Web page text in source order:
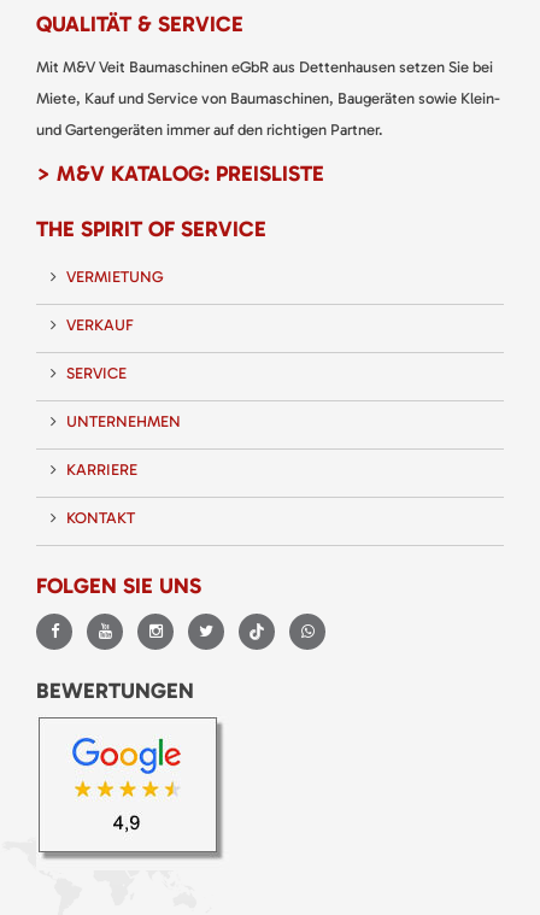
QUALITÄT & SERVICE
Mit M&V Veit Baumaschinen eGbR aus Dettenhausen setzen Sie bei
Miete, Kauf und Service von Baumaschinen, Baugeräten sowie Klein-
und Gartengeräten immer auf den richtigen Partner.
> M&V KATALOG: PREISLISTE
THE SPIRIT OF SERVICE
VERMIETUNG
VERKAUF
SERVICE
UNTERNEHMEN
KARRIERE
KONTAKT
FOLGEN SIE UNS
BEWERTUNGEN